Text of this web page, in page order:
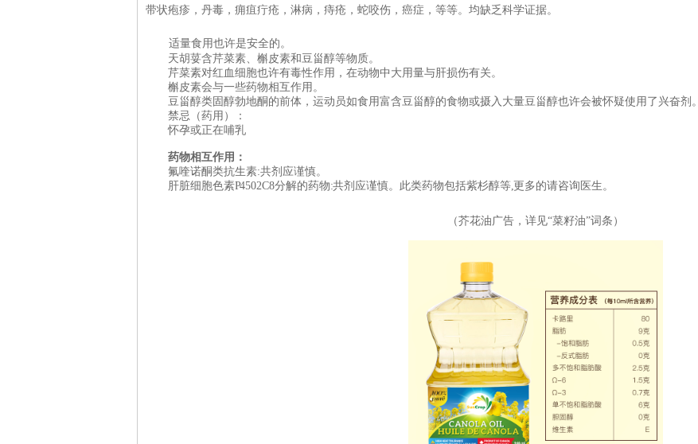
带状疱疹，丹毒，痈疽疔疮，淋病，痔疮，蛇咬伤，癌症，等等。 均缺乏科学证据。
适量食用也许是安全的。
天胡荽含芹菜素、槲皮素和豆甾醇等物质。
芹菜素对红血细胞也许有毒性作用，在动物中大用量与肝损伤有关。
槲皮素会与一些药物相互作用。
豆甾醇类固醇勃地酮的前体，运动员如食用富含豆甾醇的食物或摄入大量豆甾醇也许会被怀疑使用了兴奋剂。
禁忌（药用）：
怀孕或正在哺乳
药物相互作用：
氟喹诺酮类抗生素:共剂应谨慎。
肝脏细胞色素P 4502C8分解的药物:共剂应谨慎。 此类药物包括紫杉醇等,更多的请咨询医生。
（芥花油广告，详见“菜籽油”词条）